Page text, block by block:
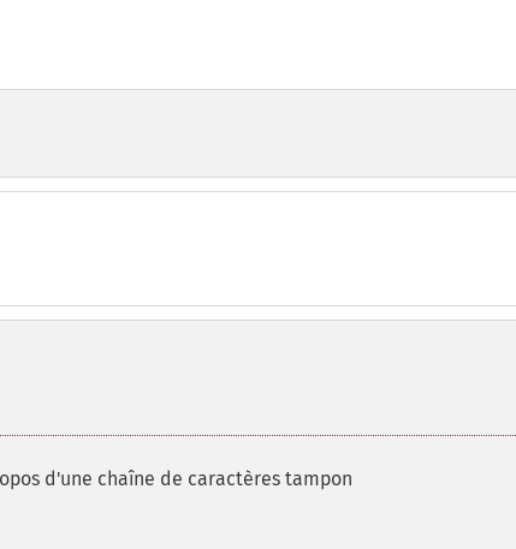
d'une chaîne de caractères tampon